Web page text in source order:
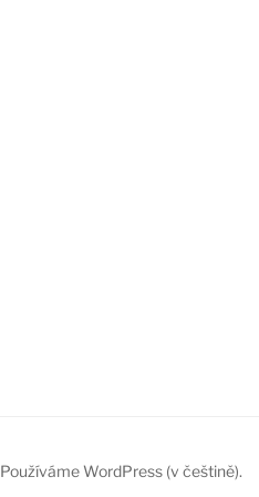
Používáme WordPress (v češtině).